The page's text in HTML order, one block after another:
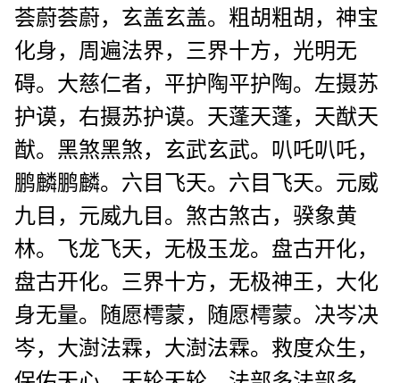
荟蔚荟蔚，玄盖玄盖。粗胡粗胡，神宝
化身，周遍法界，三界十方，光明无
碍。大慈仁者，平护陶平护陶。左摄苏
护谟，右摄苏护谟。天蓬天蓬，天猷天
猷。黑煞黑煞，玄武玄武。叭吒叭吒，
鹏麟鹏麟。六目飞天。六目飞天。元威
九目，元威九目。煞古煞古，骙象黄
林。飞龙飞天，无极玉龙。盘古开化，
盘古开化。三界十方，无极神王，大化
身无量。随愿樗蒙，随愿樗蒙。决岑决
岑，大澍法霖，大澍法霖。救度众生，